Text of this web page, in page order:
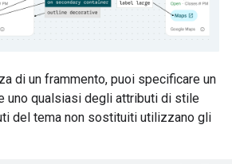
di un frammento, puoi specificare un
uno qualsiasi degli attributi di stile
del tema non sostituiti utilizzano gli